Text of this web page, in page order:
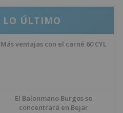
LO ÚLTIMO
Más ventajas con el carné 60 CYL
El Balonmano Burgos se
concentrará en Bejar